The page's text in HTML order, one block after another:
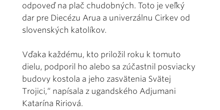
odpoveď na plač chudobných. Toto je veľký
dar pre Diecézu Arua a univerzálnu Cirkev od
slovenských katolíkov.
Vďaka každému, kto priložil roku k tomuto
dielu, podporil ho alebo sa zúčastnil posviacky
budovy kostola a jeho zasvätenia Svätej
Trojici,“ napísala z ugandského Adjumani
Katarína Ririová.